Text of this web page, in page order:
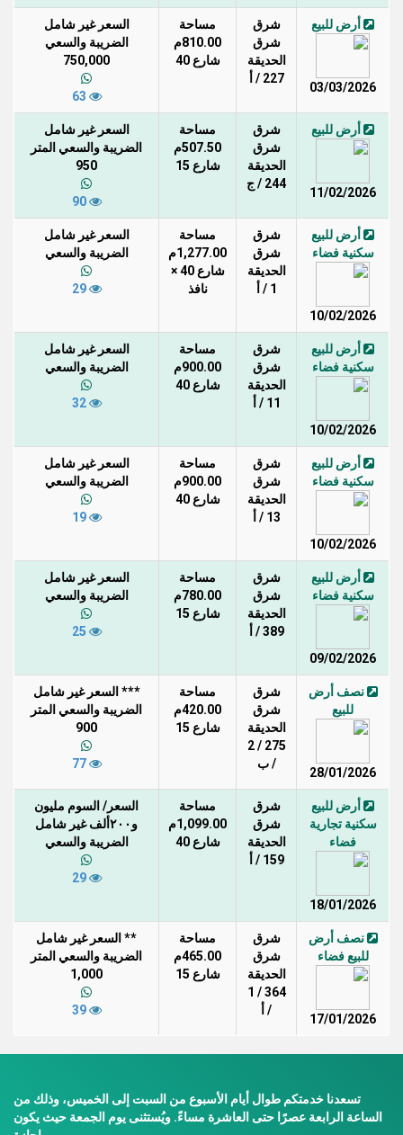
أرض للبيع
03/03/2026
شرق
شرق
الحديقة
227 / أ
مساحة
810.00م
شارع 40
السعر غير شامل
الضريبة والسعي
750,000
أرض للبيع
11/02/2026
شرق
شرق
الحديقة
244 / ج
مساحة
507.50م
شارع 15
السعر غير شامل
الضريبة والسعي المتر
950
90
أرض للبيع
سكنية فضاء
10/02/2026
شرق
شرق
الحديقة
1 / أ
مساحة
1,277.00م
شارع 40 ×
نافذ
السعر غير شامل
الضريبة والسعي
29
أرض للبيع
سكنية فضاء
10/02/2026
شرق
شرق
الحديقة
11 / أ
مساحة
900.00م
شارع 40
السعر غير شامل
الضريبة والسعي
32
أرض للبيع
سكنية فضاء
10/02/2026
شرق
شرق
الحديقة
13 / أ
مساحة
900.00م
شارع 40
السعر غير شامل
الضريبة والسعي
19
أرض للبيع
سكنية فضاء
09/02/2026
شرق
شرق
الحديقة
389 / أ
مساحة
780.00م
شارع 15
السعر غير شامل
الضريبة والسعي
نصف أرض
للبيع
28/01/2026
شرق
شرق
الحديقة
275 / 2
/ ب
مساحة
420.00م
شارع 15
*** السعر غير شامل
الضريبة والسعي المتر
900
77
أرض للبيع
سكنية تجارية
فضاء
18/01/2026
شرق
شرق
الحديقة
159 / أ
مساحة
1,099.00م
شارع 40
السعر/ السوم مليون
و٢٠٠ألف غير شامل
الضريبة والسعي
29
نصف أرض
للبيع فضاء
17/01/2026
شرق
شرق
الحديقة
364 / 1
/ أ
مساحة
465.00م
شارع 15
** السعر غير شامل
الضريبة والسعي المتر
1,000
39
تسعدنا خدمتكم طوال أيام الأسبوع من السبت إلى الخميس، وذلك من
الساعة الرابعة عصرًا حتى العاشرة مساءً. ويُستثنى يوم الجمعة حيث يكون